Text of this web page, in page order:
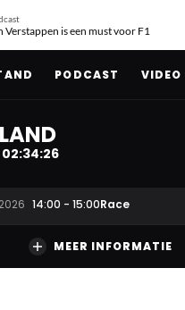
Verstappen is een must voor F1
PODCAST VIDEO
02:34:25
14:00 - 15:00Race
MEER INFORMATIE